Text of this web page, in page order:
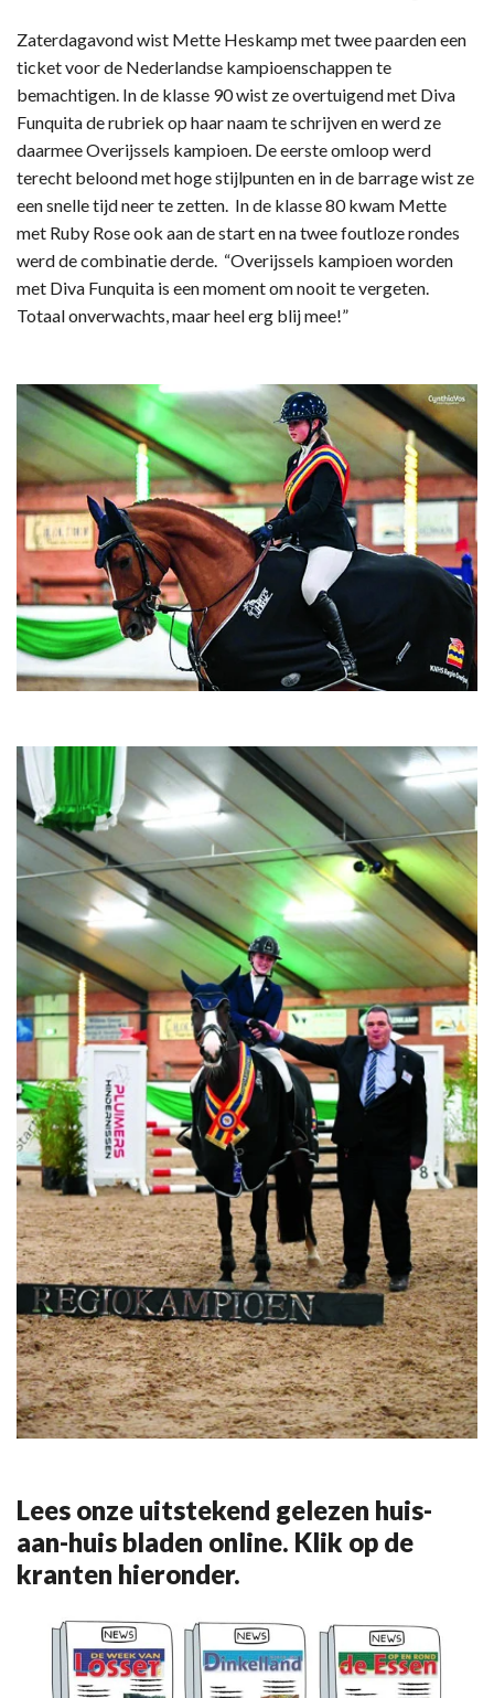
Zaterdagavond wist Mette Heskamp met twee paarden een
ticket voor de Nederlandse kampioenschappen te
bemachtigen. In de klasse 90 wist ze overtuigend met Diva
Funquita de rubriek op haar naam te schrijven en werd ze
daarmee Overijssels kampioen. De eerste omloop werd
terecht beloond met hoge stijlpunten en in de barrage wist ze
een snelle tijd neer te zetten. In de klasse 80 kwam Mette
met Ruby Rose ook aan de start en na twee foutloze rondes
werd de combinatie derde. “Overijssels kampioen worden
met Diva Funquita is een moment om nooit te vergeten.
Totaal onverwachts, maar heel erg blij mee!”
Lees onze uitstekend gelezen huis-
aan-huis bladen online. Klik op de
kranten hieronder.